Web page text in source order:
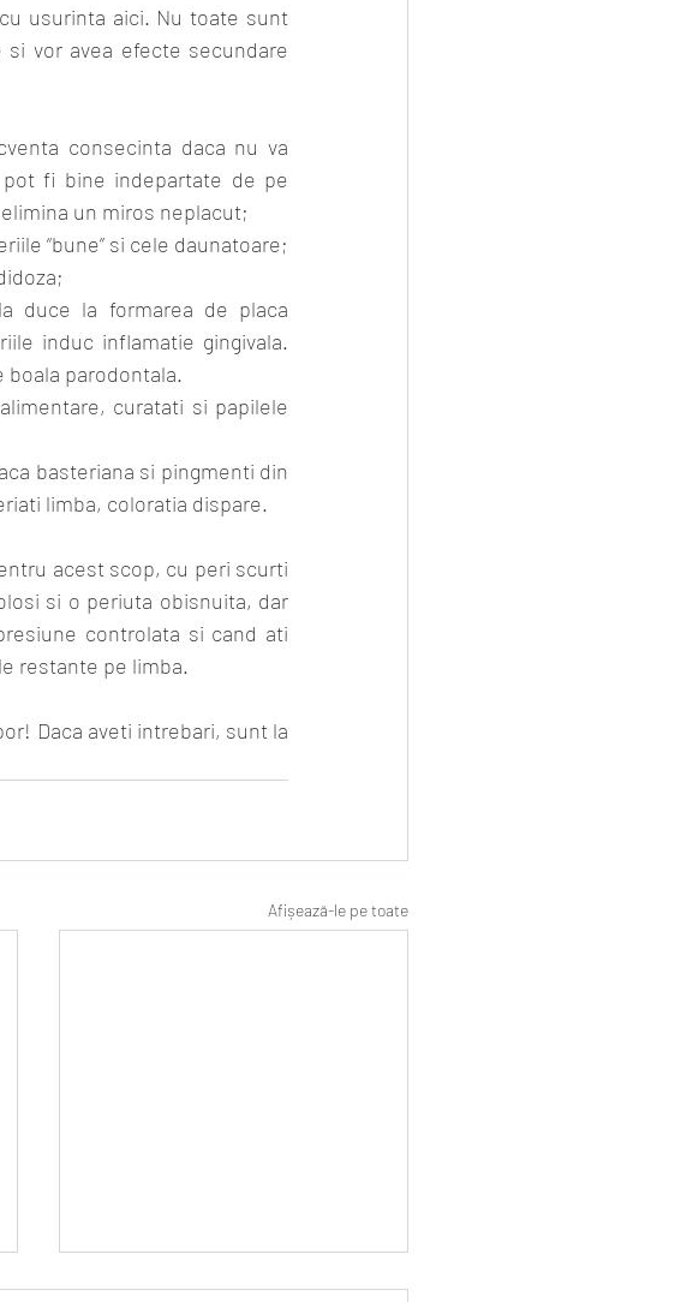
usurinta aici. Nu toate sunt
vor avea efecte secundare
consecinta daca nu va
fi bine indepartate de pe
un miros neplacut;
“bune” si cele daunatoare;
duce la formarea de placa
induc inflamatie gingivala.
boala parodontala.
curatati si papilele
basteriana si pingmenti din
limba, coloratia dispare.
acest scop, cu peri scurti
si o periuta obisnuita, dar
controlata si cand ati
restante pe limba.
Daca aveti intrebari, sunt la
Afișează-le pe toate